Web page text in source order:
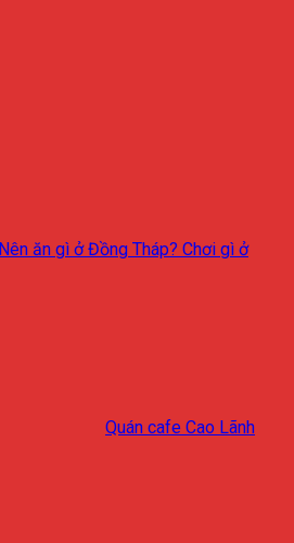
Nên ăn gì ở Đồng Tháp? Chơi gì ở
Quán cafe Cao Lãnh